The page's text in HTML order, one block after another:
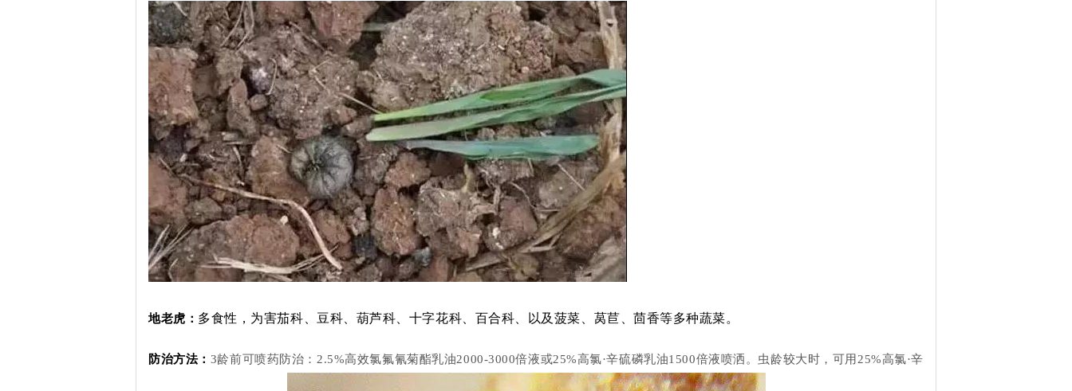
地老虎： 多食性，为害茄科、豆科、葫芦科、十字花科、百合科、以及菠菜、莴苣、茴香等多种蔬菜。
防治方法： 3龄前可喷药防治：2.5%高效氯氟氰菊酯乳油2000-3000倍液或25%高氯·辛硫磷乳油1500倍液喷洒。虫龄较大时，可用25%高氯·辛